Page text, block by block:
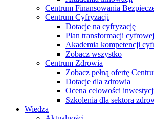
Centrum Finansowania
Centrum Cyfryzacji
Dotacje na cyfryzację
Plan transformacji cyfrowej
Akademia kompetencji
Zobacz wszystko
Centrum Zdrowia
Zobacz pełną ofertę
Dotacje dla zdrowia
Ocena celowości
Szkolenia dla sektora
Wiedza